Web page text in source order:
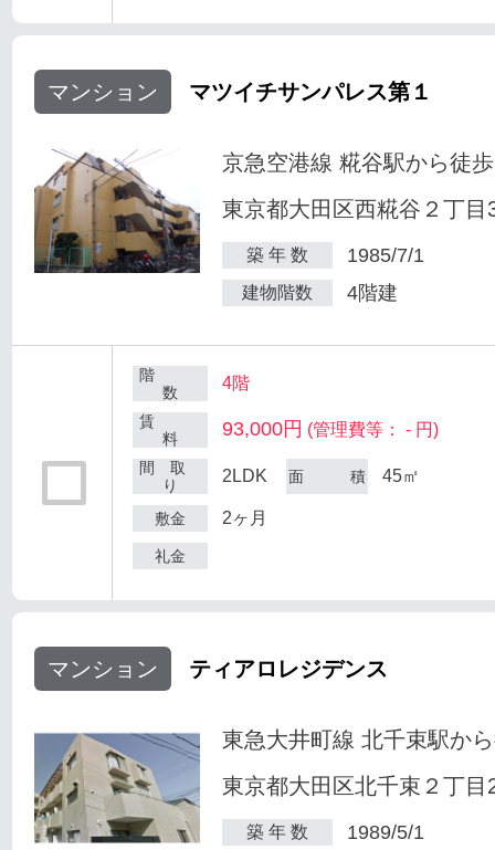
マンション マツイチサンパレス第１
京急空港線 糀谷駅から徒
東京都大田区西糀谷２丁目
築 年 数 1985/7/1
建物階数 4階建
階
数
4階
賃
料
93,000円 (管理費等： - 円)
間 取
り
2LDK 面 積 45㎡
敷金 2ヶ月
礼金
マンション ティアロレジデンス
東急大井町線 北千束駅か
東京都大田区北千束２丁目
築 年 数 1989/5/1